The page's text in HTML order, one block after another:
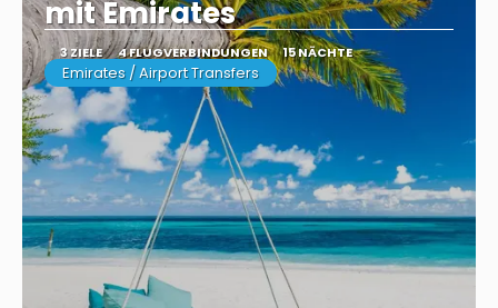
mit Emirates
3 ZIELE 4 FLUGVERBINDUNGEN 15 NÄCHTE
Emirates / Airport Transfers